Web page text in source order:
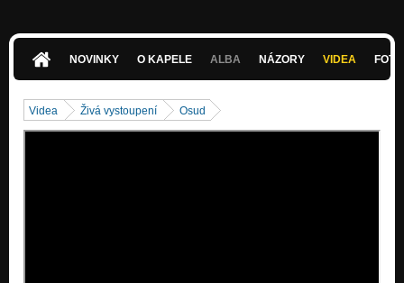
NOVINKY
O KAPELE ALBA NÁZORY VIDEA
Videa Živá vystoupení Osud